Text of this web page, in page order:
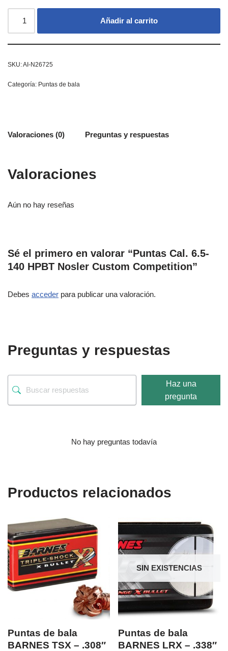
Añadir al carrito
SKU:AI-N26725
Categoría: Puntas de bala
Valoraciones (0) Preguntas y respuestas
Valoraciones
Aún no hay reseñas
Sé el primero en valorar “Puntas Cal. 6.5-
140 HPBT Nosler Custom Competition”
Debes acceder para publicar una valoración.
Preguntas y respuestas
Haz una
pregunta
No hay preguntas todavía
Productos relacionados
Puntas de bala
BARNES TSX – .308″
SIN EXISTENCIAS
Puntas de bala
BARNES LRX – .338″